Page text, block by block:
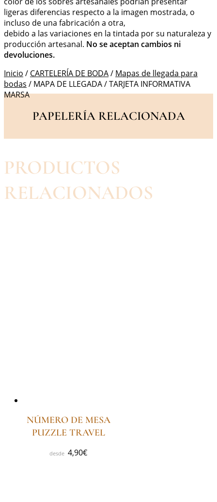
ligeras diferencias respecto a la imagen mostrada, o
incluso de una fabricación a otra,
debido a las variaciones en la tintada por su naturaleza y
producción artesanal. No se aceptan cambios ni
devoluciones.
Inicio / CARTELERÍA DE BODA/ Mapas de llegada para
bodas / MAPA DE LLEGADA / TARJETA INFORMATIVA
MARSA
PAPELERÍA RELACIONADA
PRODUCTOS
RELACIONADOS
NÚMERO DE MESA
PUZZLE TRAVEL
4,90€